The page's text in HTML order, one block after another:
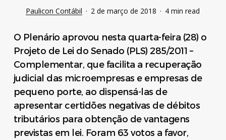
Paulicon Contábil 2 de março de 2018 4 min read
O Plenário aprovou nesta quarta-feira (28) o
Projeto de Lei do Senado (PLS) 285/2011 –
Complementar, que facilita a recuperação
judicial das microempresas e empresas de
pequeno porte, ao dispensá-las de
apresentar certidões negativas de débitos
tributários para obtenção de vantagens
previstas em lei. Foram 63 votos a favor,